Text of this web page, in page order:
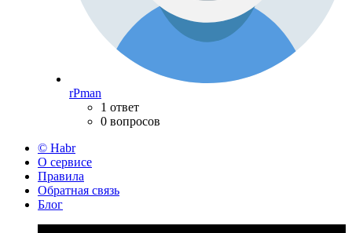
rPman
1 ответ
0 вопросов
© Habr
О сервисе
Правила
Обратная связь
Блог